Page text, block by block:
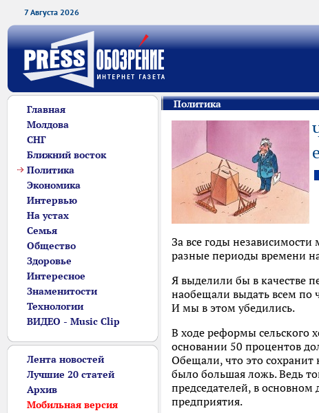
7 Августа 2026
Главная
Молдова
СНГ
Ближний восток
Политика
Экономика
Интервью
На устах
Семья
Общество
Здоровье
Интересное
Знаменитости
Технологии
ВИДЕО - Music Clip
Лента новостей
Лучшие 20 статей
Архив
Мобильная версия
Политика
За все годы
разные периоды времени
Я выделили бы в качестве
наобещали выдать всем по
И мы в этом убедились.
В ходе реформы сельского
основании 50 процентов
Обещали, что это сохранит
было большая ложь. Ведь
председателей, в
предприятия.